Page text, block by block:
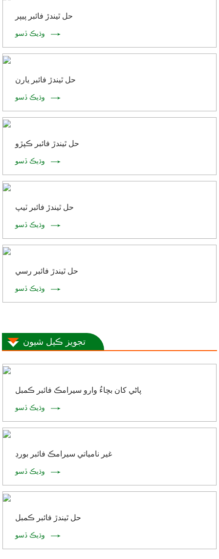
حل ٿيندڙ فائبر پيپر
وڌيڪ ڏسو
حل ٿيندڙ فائبر يارن
وڌيڪ ڏسو
حل ٿيندڙ فائبر ڪپڙو
وڌيڪ ڏسو
حل ٿيندڙ فائبر ٽيپ
وڌيڪ ڏسو
حل ٿيندڙ فائبر رسي
وڌيڪ ڏسو
تجويز ڪيل شيون
پاڻي کان بچاءُ وارو سيرامڪ فائبر ڪمبل
وڌيڪ ڏسو
غير نامياتي سيرامڪ فائبر بورڊ
وڌيڪ ڏسو
حل ٿيندڙ فائبر ڪمبل
وڌيڪ ڏسو